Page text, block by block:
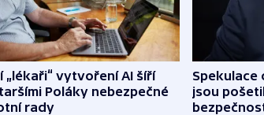
„lékaři“ vytvoření AI šíří
Poláky nebezpečné
rady
Spekulace
jsou